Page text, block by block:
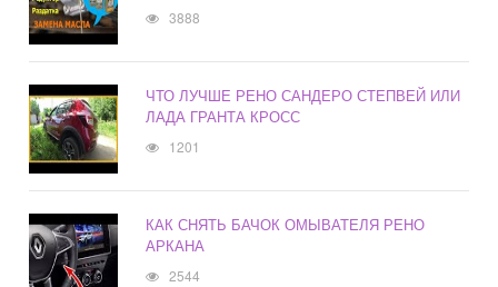
3888
ЧТО ЛУЧШЕ РЕНО САНДЕРО СТЕПВЕЙ ИЛИ
ЛАДА ГРАНТА КРОСС
1201
КАК СНЯТЬ БАЧОК ОМЫВАТЕЛЯ РЕНО
АРКАНА
2544